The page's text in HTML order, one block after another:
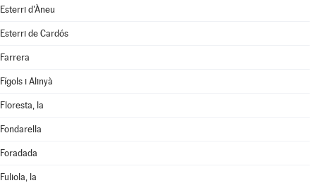
Esterri d'Àneu
Esterri de Cardós
Farrera
Fígols i Alinyà
Floresta, la
Fondarella
Foradada
Fuliola, la